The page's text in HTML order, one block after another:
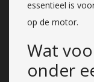
essentieel is
op de motor.
Wat
onder